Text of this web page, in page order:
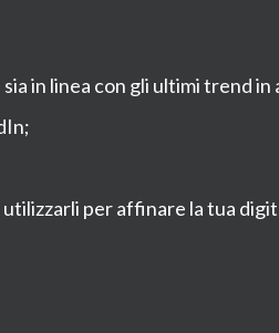
in linea con gli ultimi trend in
per affinare la tua